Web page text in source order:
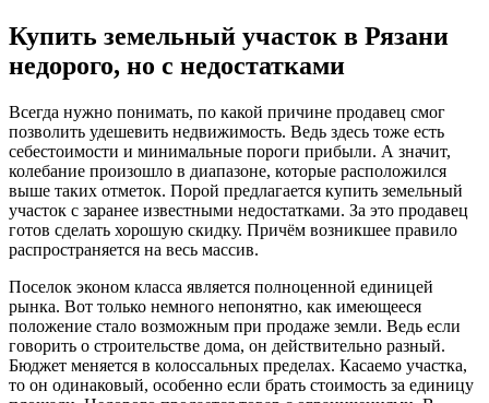
Купить земельный участок в Рязани
недорого, но с недостатками
Всегда нужно понимать, по какой причине продавец смог
позволить удешевить недвижимость. Ведь здесь тоже есть
себестоимости и минимальные пороги прибыли. А значит,
колебание произошло в диапазоне, которые расположился
выше таких отметок. Порой предлагается купить земельный
участок с заранее известными недостатками. За это продавец
готов сделать хорошую скидку. Причём возникшее правило
распространяется на весь массив.
Поселок эконом класса является полноценной единицей
рынка. Вот только немного непонятно, как имеющееся
положение стало возможным при продаже земли. Ведь если
говорить о строительстве дома, он действительно разный.
Бюджет меняется в колоссальных пределах. Касаемо участка,
то он одинаковый, особенно если брать стоимость за единицу